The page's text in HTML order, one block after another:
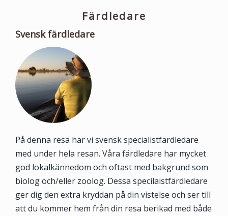
Färdledare
Svensk färdledare
På denna resa har vi svensk specialistfärdledare
med under hela resan. Våra färdledare har mycket
god lokalkännedom och oftast med bakgrund som
biolog och/eller zoolog. Dessa specilaistfärdledare
ger dig den extra kryddan på din vistelse och ser till
att du kommer hem från din resa berikad med både